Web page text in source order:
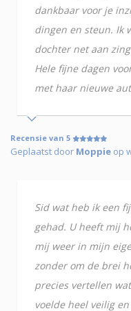
dankbaar voor je
dingen en steun. Ik
dochter net aan
Hele fijne dagen
met haar nieuwe
Recensie van 5
Geplaatst door Moppie op
Sid wat heb ik een
gehad. U heeft mij
mij weer in mijn
zonder om de brei
precies vertellen
voelde heel veilig